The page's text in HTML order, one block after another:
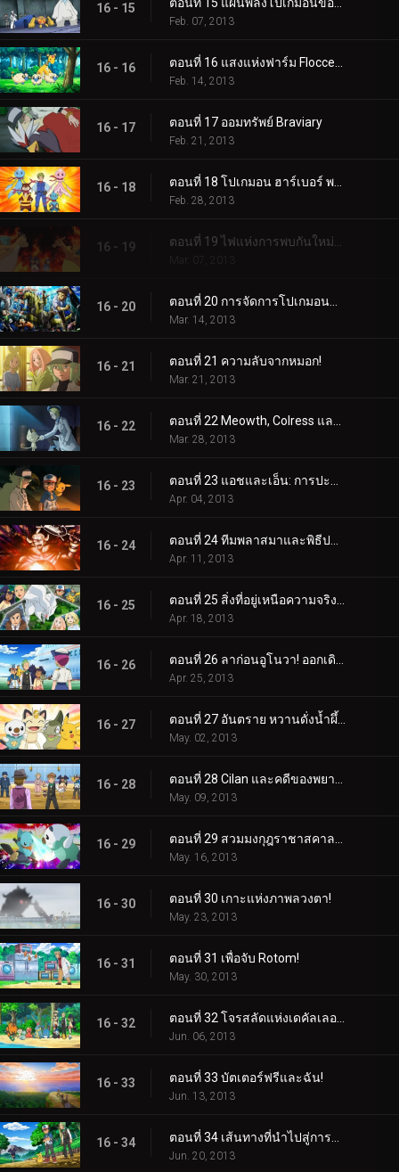
16 - 15
Feb. 07, 2013
16 - 16
Feb. 14, 2013
16 - 17 ตอนที่ 17 ออมทรัพย์ Braviary
Feb. 21, 2013
16 - 18
Feb. 28, 2013
16 - 19
Mar. 07, 2013
16 - 20
Mar. 14, 2013
16 - 21 ตอนที่ 21 ความลับจากหมอก!
Mar. 21, 2013
16 - 22
Mar. 28, 2013
16 - 23
Apr. 04, 2013
16 - 24
Apr. 11, 2013
16 - 25
Apr. 18, 2013
16 - 26
Apr. 25, 2013
16 - 27
May. 02, 2013
16 - 28
May. 09, 2013
16 - 29
May. 16, 2013
16 - 30 ตอนที่ 30 เกาะแห่งภาพลวงตา!
May. 23, 2013
16 - 31 ตอนที่ 31 เพื่อจับ Rotom!
May. 30, 2013
16 - 32
Jun. 06, 2013
16 - 33 ตอนที่ 33 บัตเตอร์ฟรีและฉัน!
Jun. 13, 2013
16 - 34
Jun. 20, 2013